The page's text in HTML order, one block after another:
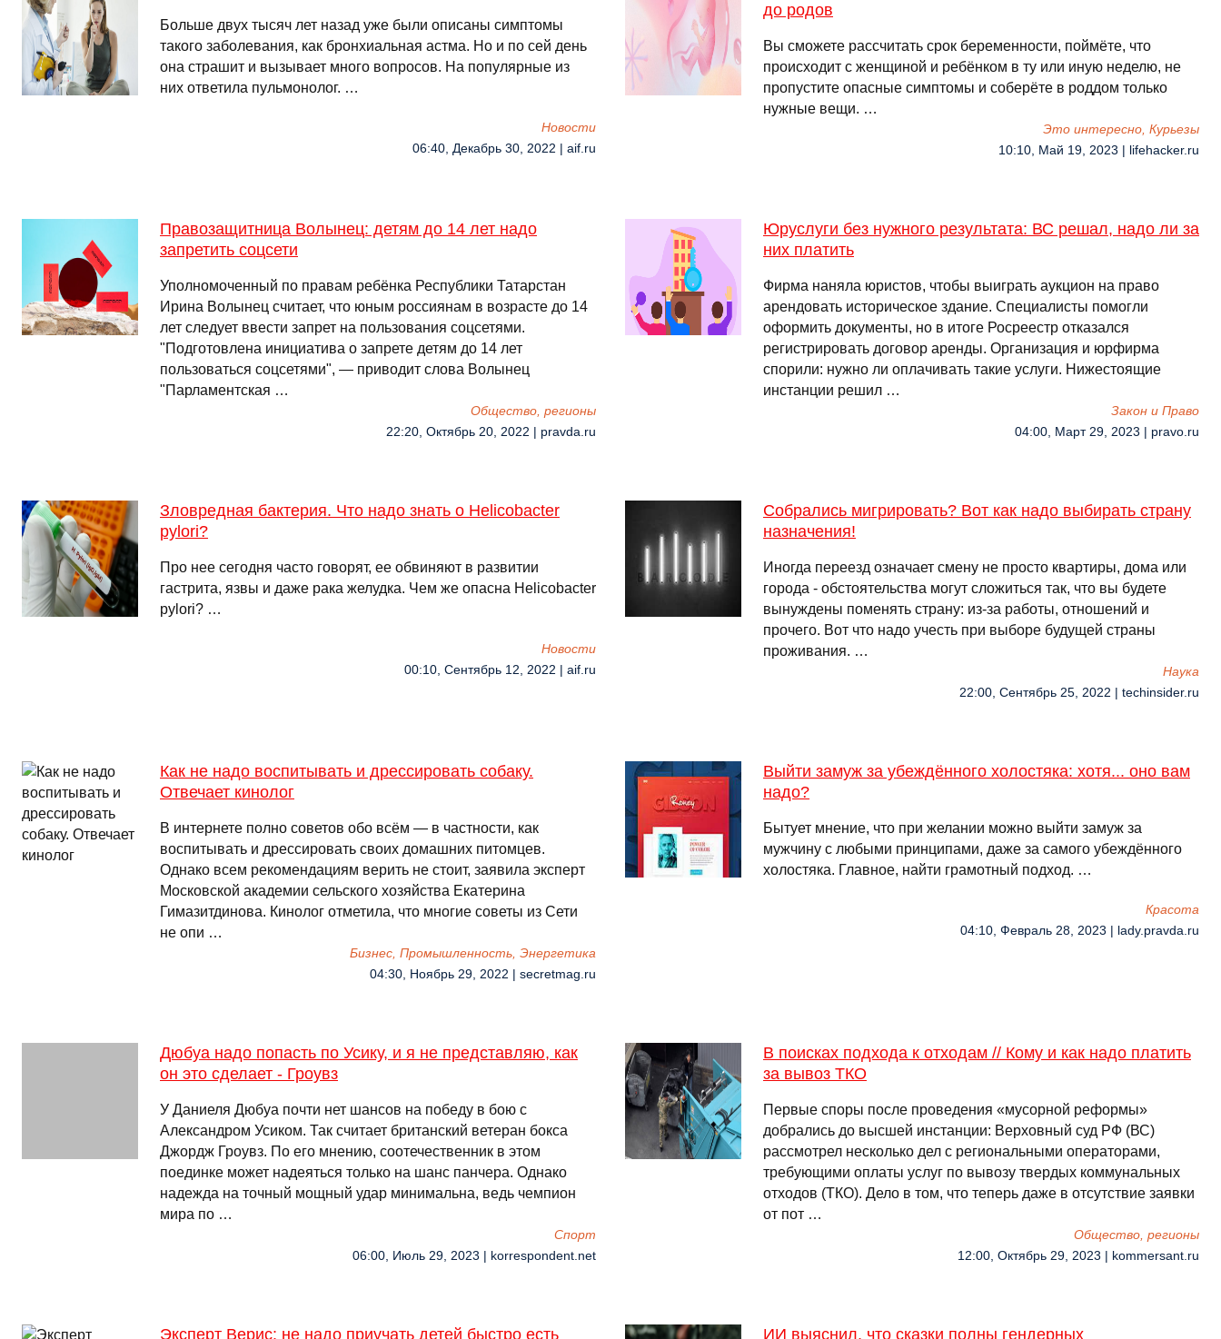
Больше двух тысяч лет назад уже были описаны симптомы
такого заболевания, как бронхиальная астма. Но и по сей день
она страшит и вызывает много вопросов. На популярные из
них ответила пульмонолог. …
Новости
06:40, Декабрь 30, 2022 | aif.ru
до родов
Вы сможете рассчитать срок беременности, поймёте, что
происходит с женщиной и ребёнком в ту или иную неделю, не
пропустите опасные симптомы и соберёте в роддом только
нужные вещи. …
Это интересно, Курьезы
10:10, Май 19, 2023 | lifehacker.ru
Правозащитница Волынец: детям до 14 лет надо
запретить соцсети
Уполномоченный по правам ребёнка Республики Татарстан
Ирина Волынец считает, что юным россиянам в возрасте до 14
лет следует ввести запрет на пользования соцсетями.
"Подготовлена инициатива о запрете детям до 14 лет
пользоваться соцсетями", — приводит слова Волынец
"Парламентская …
Общество, регионы
22:20, Октябрь 20, 2022 | pravda.ru
Юруслуги без нужного результата: ВС решал, надо ли за
них платить
Фирма наняла юристов, чтобы выиграть аукцион на право
арендовать историческое здание. Специалисты помогли
оформить документы, но в итоге Росреестр отказался
регистрировать договор аренды. Организация и юрфирма
спорили: нужно ли оплачивать такие услуги. Нижестоящие
инстанции решил …
Закон и Право
04:00, Март 29, 2023 | pravo.ru
Зловредная бактерия. Что надо знать о Helicobacter
pylori?
Про нее сегодня часто говорят, ее обвиняют в развитии
гастрита, язвы и даже рака желудка. Чем же опасна Helicobacter
pylori? …
Новости
00:10, Сентябрь 12, 2022 | aif.ru
Собрались мигрировать? Вот как надо выбирать страну
назначения!
Иногда переезд означает смену не просто квартиры, дома или
города - обстоятельства могут сложиться так, что вы будете
вынуждены поменять страну: из-за работы, отношений и
прочего. Вот что надо учесть при выборе будущей страны
проживания. …
Наука
22:00, Сентябрь 25, 2022 | techinsider.ru
Как не надо воспитывать и дрессировать собаку.
Отвечает кинолог
В интернете полно советов обо всём — в частности, как
воспитывать и дрессировать своих домашних питомцев.
Однако всем рекомендациям верить не стоит, заявила эксперт
Московской академии сельского хозяйства Екатерина
Гимазитдинова. Кинолог отметила, что многие советы из Сети
не опи …
Бизнес, Промышленность, Энергетика
04:30, Ноябрь 29, 2022 | secretmag.ru
Выйти замуж за убеждённого холостяка: хотя... оно вам
надо?
Бытует мнение, что при желании можно выйти замуж за
мужчину с любыми принципами, даже за самого убеждённого
холостяка. Главное, найти грамотный подход. …
Красота
04:10, Февраль 28, 2023 | lady.pravda.ru
Дюбуа надо попасть по Усику, и я не представляю, как
он это сделает - Гроувз
У Даниеля Дюбуа почти нет шансов на победу в бою с
Александром Усиком. Так считает британский ветеран бокса
Джордж Гроувз. По его мнению, соотечественник в этом
поединке может надеяться только на шанс панчера. Однако
надежда на точный мощный удар минимальна, ведь чемпион
мира по …
Спорт
06:00, Июль 29, 2023 | korrespondent.net
В поисках подхода к отходам // Кому и как надо платить
за вывоз ТКО
Первые споры после проведения «мусорной реформы»
добрались до высшей инстанции: Верховный суд РФ (ВС)
рассмотрел несколько дел с региональными операторами,
требующими оплаты услуг по вывозу твердых коммунальных
отходов (ТКО). Дело в том, что теперь даже в отсутствие заявки
от пот …
Общество, регионы
12:00, Октябрь 29, 2023 | kommersant.ru
Эксперт Верис: не надо приучать детей быстро есть ИИ выяснил, что сказки полны гендерных